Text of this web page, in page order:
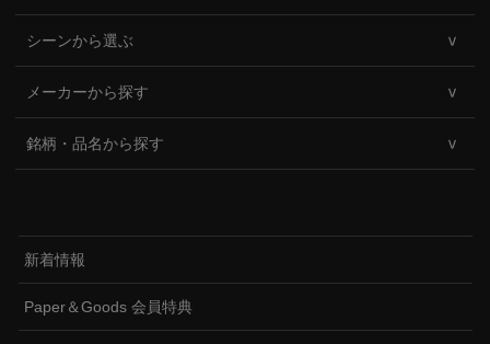
シーンから選ぶ
メーカーから探す
銘柄・品名から探す
新着情報
Paper＆Goods 会員特典